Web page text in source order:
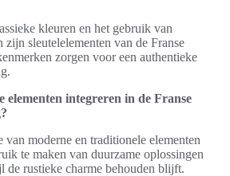
kleuren en het gebruik van
sleutelelementen van de Franse
zorgen voor een authentieke
elementen integreren in de Franse
van moderne en traditionele elementen
te maken van duurzame oplossingen
de rustieke charme behouden blijft.